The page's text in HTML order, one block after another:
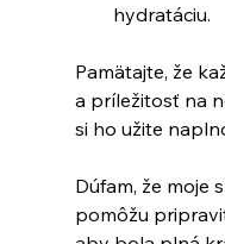
hydratáciu.
Pamätajte, že
a príležitosť na
si ho užite
Dúfam, že moje
pomôžu